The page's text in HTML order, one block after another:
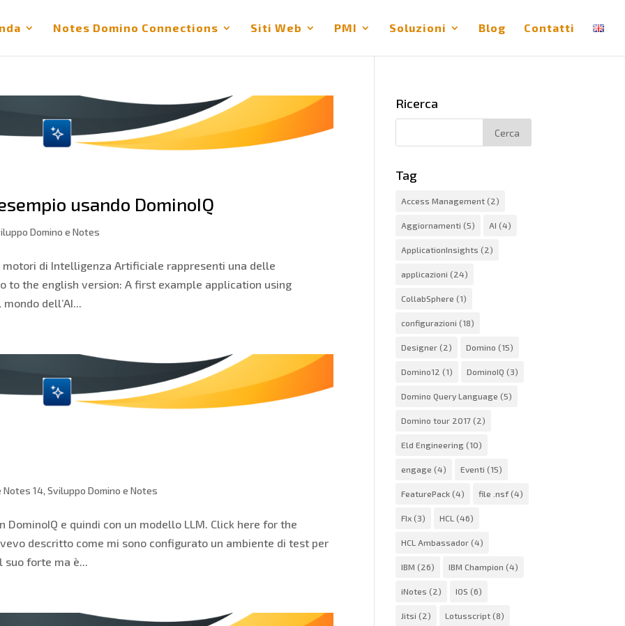
Notes Domino Connections Siti Web PMI Soluzioni Blog Contatti
usando DominoIQ
Domino e Notes
motori di Intelligenza Artificiale rappresenti una delle
to the english version: A first example application using
dell’AI...
Notes 14,Sviluppo Domino e Notes
DominoIQ e quindi con un modello LLM. Click here for the
descritto come mi sono configurato un ambiente di test per
suo forte ma è...
Ricerca
Tag
Access Management (2)
Aggiornamenti (5) AI (4)
ApplicationInsights (2)
applicazioni (24)
CollabSphere (1)
configurazioni (18)
Designer (2) Domino (15)
Domino12 (1) DominoIQ (3)
Domino Query Language (5)
Domino tour 2017 (2)
Eld Engineering (10)
engage (4) Eventi (15)
FeaturePack (4) file .nsf(4)
FIx (3) HCL (46)
HCL Ambassador (4)
IBM (26) IBM Champion (4)
iNotes (2) IOS (6)
Jitsi (2) Lotusscript (8)